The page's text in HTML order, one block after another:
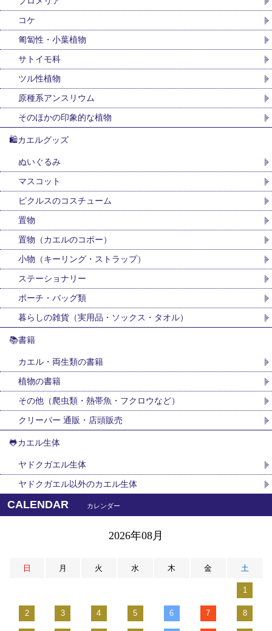
コケ
匍匐性・小葉植物
サトイモ科
ツル性植物
原種系アンスリウム
そのほかの印象的な植物
🛍カエルグッズ
ぬいぐるみ
マスコット
ピクルスのコスチューム
置物
置物（カエルのコポー）
小物（キーリング・ストラップ）
ステーショナリー
ポーチ・バッグ類
暮らしの雑貨（実用品・ソックス・タオル）
📚書籍
カエル・両生類の書籍
植物の書籍
その他（爬虫類・熱帯魚・フクロウなど）
クリーパー 通販・店頭販売
🐸カエル生体
ヤドクガエル生体
ヤドクガエル以外のカエル生体
CALENDAR カレンダー
2026年08月
日 月 火 水 木 金 土
1
2 3 4 5 6 7 8